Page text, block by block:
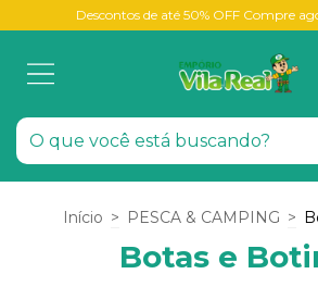
Descontos de até 50% OFF Compre
Início > PESCA & CAMPING >
Botas e